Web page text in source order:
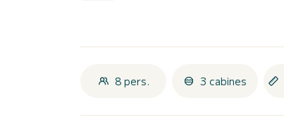
8 pers. 3 cabines